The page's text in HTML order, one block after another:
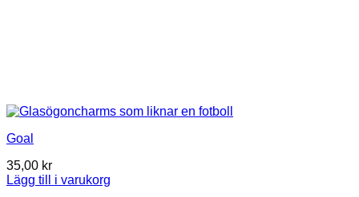
Goal
35,00 kr
Lägg till i varukorg